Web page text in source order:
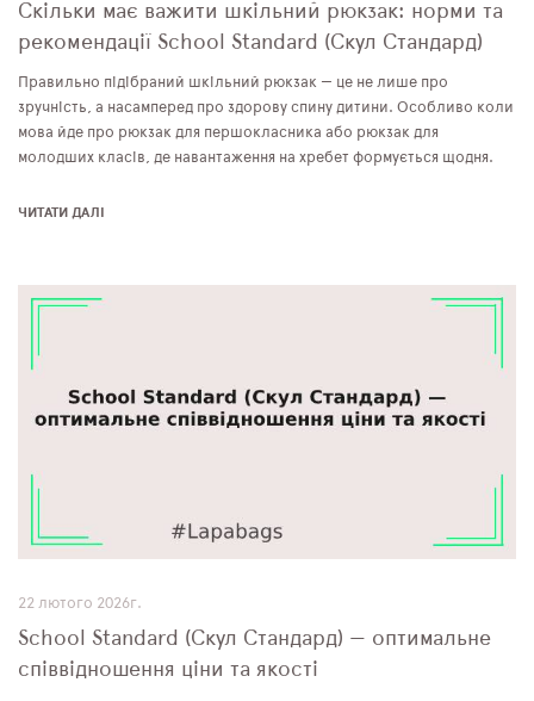
Скільки має важити шкільний рюкзак: норми та
рекомендації School Standard (Скул Стандард)
Правильно підібраний шкільний рюкзак — це не лише про
зручність, а насамперед про здорову спину дитини. Особливо коли
мова йде про рюкзак для першокласника або рюкзак для
молодших класів, де навантаження на хребет формується щодня.
ЧИТАТИ ДАЛІ
22 лютого 2026г.
School Standard (Скул Стандард) — оптимальне
співвідношення ціни та якості